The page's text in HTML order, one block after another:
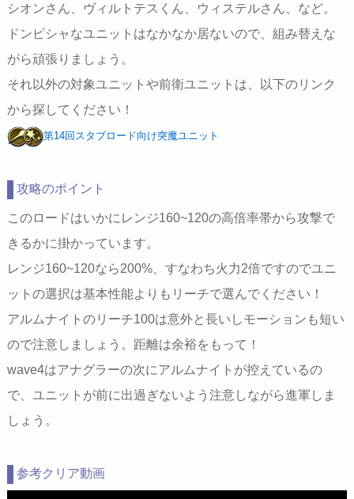
シオンさん、ヴィルトテスくん、ウィステルさん、など。
ドンピシャなユニットはなかなか居ないので、組み替えな
がら頑張りましょう。
それ以外の対象ユニットや前衛ユニットは、以下のリンク
から探してください！
第14回スタブロード向け突魔ユニット
攻略のポイント
このロードはいかにレンジ160~120の高倍率帯から攻撃で
きるかに掛かっています。
レンジ160~120なら200%、すなわち火力2倍ですのでユニ
ットの選択は基本性能よりもリーチで選んでください！
アルムナイトのリーチ100は意外と長いしモーションも短い
ので注意しましょう。距離は余裕をもって！
wave4はアナグラーの次にアルムナイトが控えているの
で、ユニットが前に出過ぎないよう注意しながら進軍しま
しょう。
参考クリア動画